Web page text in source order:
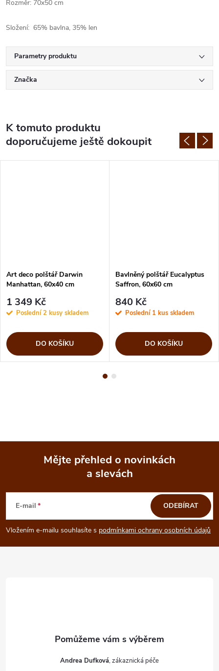
Rozměr: 70x50 cm
Složení: 65% bavlna, 35% len
Parametry produktu
Značka
K tomuto produktu
doporučujeme ještě dokoupit
Art deco polštář Darwin
Manhattan, 60x40 cm
1 349 Kč
Poslední 2 kusy skladem
DO KOŠÍKU
Bavlněný polštář Eucalyptus
Saffron, 60x60 cm
840 Kč
Poslední 1 kus skladem
DO KOŠÍKU
p
Mějte přehled o novinkách
a slevách
E-mail
Vložením e-mailu souhlasíte s podmínkami ochrany osobních údajů
ODEBÍRAT
Andrea Dufková